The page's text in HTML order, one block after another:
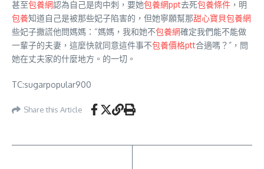
甚至包養網認為自己是肉中刺，要她包養網ppt去死包養條件 ，明
包養知道自己是被那些妃子陷害的，但她寧願幫那甜心寶貝包養網
些妃子撒謊他問媽媽：“媽媽，我和她不包養網確定我們能不能做
一輩子的夫妻，這麼快就同意這件事不包養價格ptt合適嗎？”，問
她在丈夫家的什麼地方。的一切。
TC:sugarpopular900
Share this Article